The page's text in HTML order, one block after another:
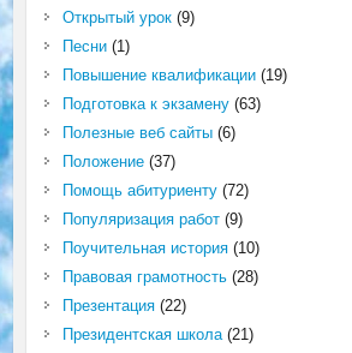
Открытый урок(9)
Песни(1)
Повышение квалификации(19)
Подготовка к экзамену(63)
Полезные веб сайты(6)
Положение(37)
Помощь абитуриенту(72)
Популяризация работ(9)
Поучительная история(10)
Правовая грамотность(28)
Презентация(22)
Президентская школа(21)